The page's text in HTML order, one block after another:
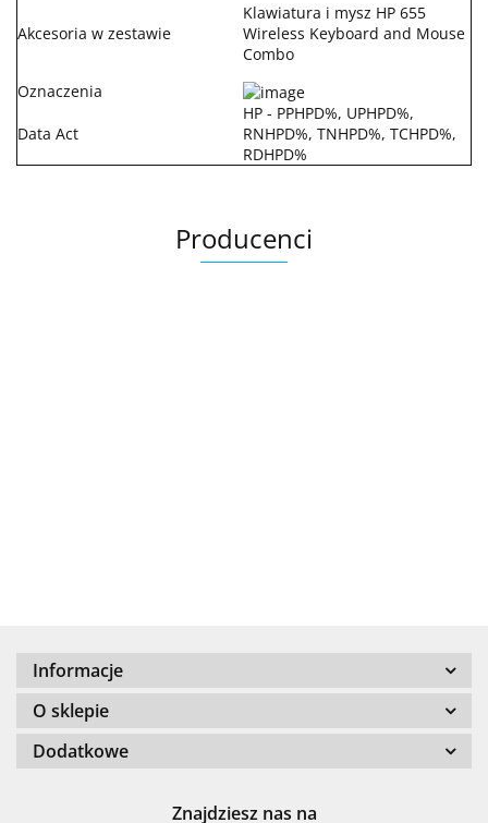
Akcesoria w zestawie
Klawiatura i mysz HP 655
Wireless Keyboard and Mouse
Combo
Oznaczenia
Data Act
HP - PPHPD%, UPHPD%,
RNHPD%, TNHPD%, TCHPD%,
RDHPD%
Producenci
Informacje
O sklepie
Dodatkowe
Znajdziesz nas na